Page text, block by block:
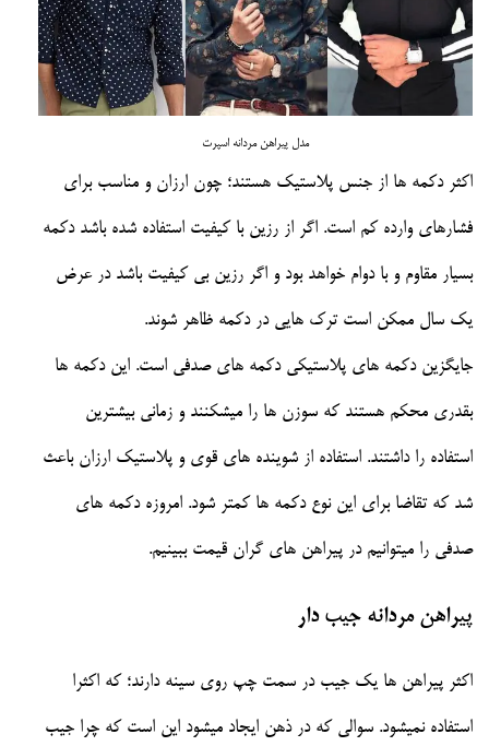
مدل پیراهن مردانه اسپرت
اکثر دکمه ها از جنس پلاستیک هستند؛ چون ارزان و مناسب برای
فشارهای وارده کم است. اگر از رزین با کیفیت استفاده شده باشد دکمه
بسیار مقاوم و با دوام خواهد بود و اگر رزین بی کیفیت باشد در عرض
یک سال ممکن است ترک هایی در دکمه ظاهر شوند.
جایگزین دکمه های پلاستیکی دکمه های صدفی است. این دکمه ها
بقدری محکم هستند که سوزن ها را میشکنند و زمانی بیشترین
استفاده را داشتند. استفاده از شوینده های قوی و پلاستیک ارزان باعث
شد که تقاضا برای این نوع دکمه ها کمتر شود. امروزه دکمه های
صدفی را میتوانیم در پیراهن های گران قیمت ببینیم.
پیراهن مردانه جیب دار
اکثر پیراهن ها یک جیب در سمت چپ روی سینه دارند؛ که اکثرا
استفاده نمیشود. سوالی که در ذهن ایجاد میشود این است که چرا جیب